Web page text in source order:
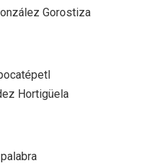
Gorostiza
Hortigüela